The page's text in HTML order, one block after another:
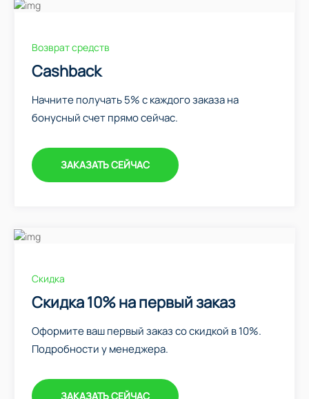
Возврат средств
Cashback
Начните получать 5% с каждого заказа на
бонусный счет прямо сейчас.
ЗАКАЗАТЬ СЕЙЧАС
Скидка
Скидка 10% на первый заказ
Оформите ваш первый заказ со скидкой в 10%.
Подробности у менеджера.
ЗАКАЗАТЬ СЕЙЧАС